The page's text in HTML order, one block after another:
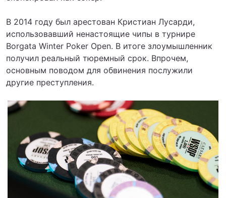
В 2014 году был арестован Кристиан Лусарди,
использовавший ненастоящие чипы в турнире
Borgata Winter Poker Open. В итоге злоумышленник
получил реальный тюремный срок. Впрочем,
основным поводом для обвинения послужили
другие преступления.